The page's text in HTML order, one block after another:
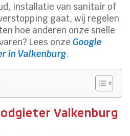
installatie van sanitair of
gaat, wij regelen
hoe anderen onze snelle
Lees onzeGoogle
in Valkenburg.
Valkenburg